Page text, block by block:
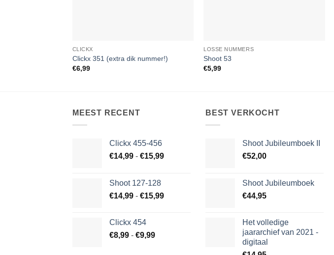
CLICKX
Clickx 351 (extra dik nummer!)
€6,99
LOSSE NUMMERS
Shoot 53
€5,99
MEEST RECENT
Clickx 455-456
€14,99 - €15,99Prijsklasse:
Shoot 127-128
€14,99 - €15,99Prijsklasse:
Clickx 454
€8,99 - €9,99Prijsklasse:
BEST VERKOCHT
Shoot Jubileumboek II
€52,00
Shoot Jubileumboek
€44,95
Het volledige
jaararchief van 2021 -
digitaal